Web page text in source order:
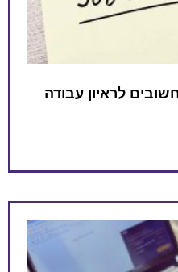
לראיון עבודה